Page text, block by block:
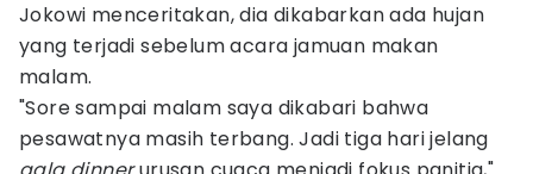
Jokowi menceritakan, dia dikabarkan ada hujan
yang terjadi sebelum acara jamuan makan
malam.
"Sore sampai malam saya dikabari bahwa
pesawatnya masih terbang. Jadi tiga hari jelang